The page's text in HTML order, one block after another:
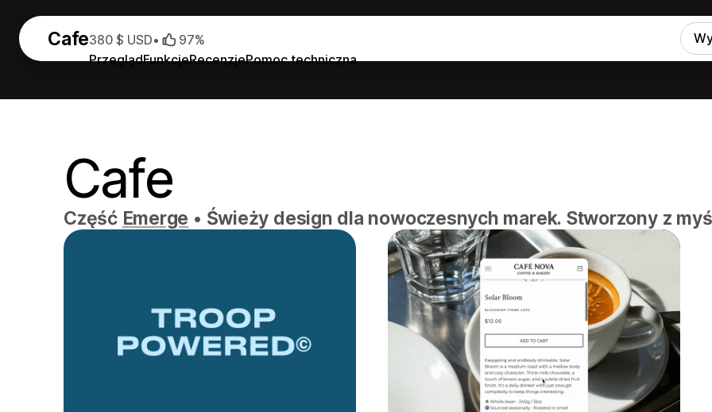
Cafe
PrzeglądFunkcjeRecenzjePomoc techniczna
380 $ USD• 97%
Cafe
Część Emerge • Świeży design dla nowoczesnych marek. Stworzony z